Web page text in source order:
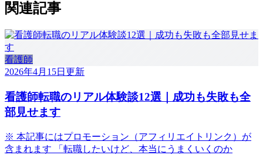
関連記事
看護師
2026年4月15日 更新
看護師転職のリアル体験談12選｜成功も失敗も全
部見せます
※ 本記事にはプロモーション（アフィリエイトリンク）が
含まれます 「転職したいけど、本当にうまくいくのか